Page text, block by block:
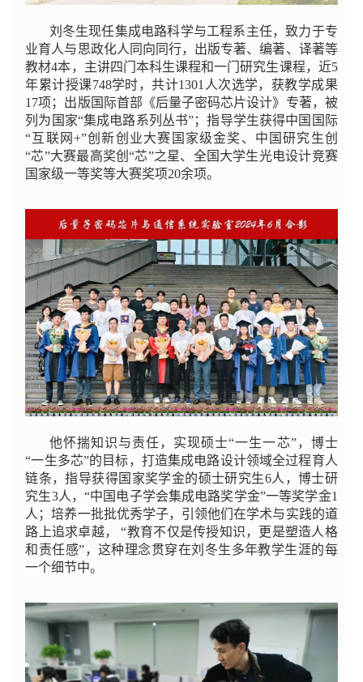
刘冬生现任集成电路科学与工程系主任，致力于专
业育人与思政化人同向同行，出版专著、编著、译著等
教材4本，主讲四门本科生课程和一门研究生课程，近5
年累计授课748学时，共计1301人次选学，获教学成果
17项；出版国际首部《后量子密码芯片设计》专著，被
列为国家“集成电路系列丛书”；指导学生获得中国国际
“互联网+”创新创业大赛国家级金奖、中国研究生创
“芯”大赛最高奖创“芯”之星、全国大学生光电设计竞赛
国家级一等奖等大赛奖项20余项。
他怀揣知识与责任，实现硕士“一生一芯”，博士
“一生多芯”的目标，打造集成电路设计领域全过程育人
链条，指导获得国家奖学金的硕士研究生6人，博士研
究生3人，“中国电子学会集成电路奖学金”一等奖学金1
人；培养一批批优秀学子，引领他们在学术与实践的道
路上追求卓越， “教育不仅是传授知识，更是塑造人格
和责任感”，这种理念贯穿在刘冬生多年教学生涯的每
一个细节中。